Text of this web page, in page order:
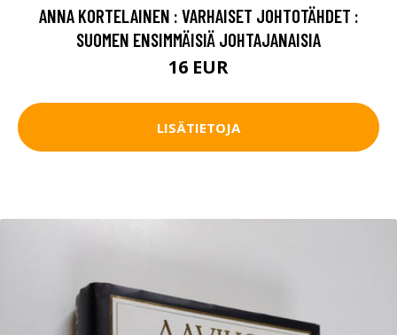
ANNA KORTELAINEN : VARHAISET JOHTOTÄHDET :
SUOMEN ENSIMMÄISIÄ JOHTAJANAISIA
16 EUR
LISÄTIETOJA